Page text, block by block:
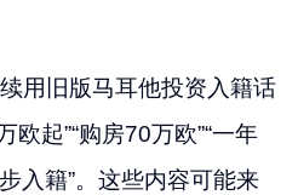
用旧版马耳他投资入籍话
欧起”“购房70万欧”“一年
入籍”。这些内容可能来